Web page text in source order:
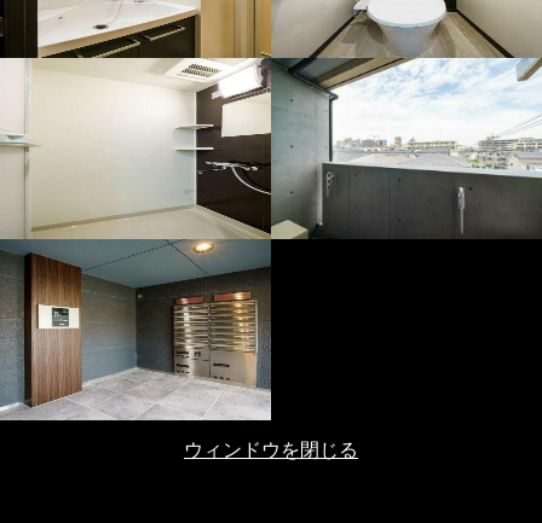
ウィンドウを閉じる